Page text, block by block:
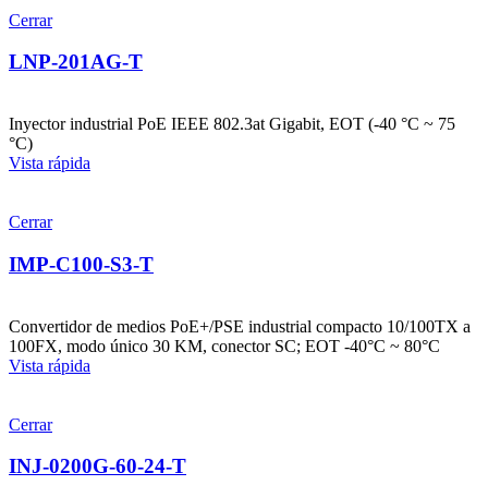
Cerrar
LNP-201AG-T
Inyector industrial PoE IEEE 802.3at Gigabit, EOT (-40 °C ~ 75
°C)
Vista rápida
Cerrar
IMP-C100-S3-T
Convertidor de medios PoE+/PSE industrial compacto 10/100TX a
100FX, modo único 30 KM, conector SC; EOT -40°C ~ 80°C
Vista rápida
Cerrar
INJ-0200G-60-24-T